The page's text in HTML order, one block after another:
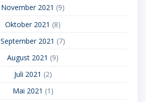
November 2021 (9)
Oktober 2021 (8)
September 2021 (7)
August 2021 (9)
Juli 2021 (2)
Mai 2021 (1)